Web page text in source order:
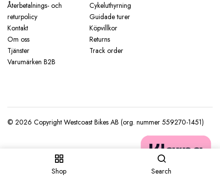
Shop Search
Återbetalnings- och
returpolicy
Cykeluthyrning
Guidade turer
Kontakt
Köpvillkor
Om oss
Returns
Tjänster
Track order
Varumärken B2B